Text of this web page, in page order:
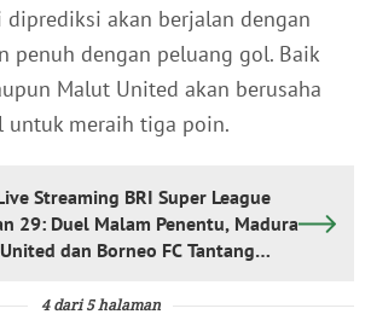
akan berjalan dengan
penuh dengan peluang gol. Baik
Malut United akan berusaha
untuk meraih tiga poin.
Streaming BRI Super League
29: Duel Malam Penentu, Madura
dan Borneo FC Tantang
4 dari 5 halaman